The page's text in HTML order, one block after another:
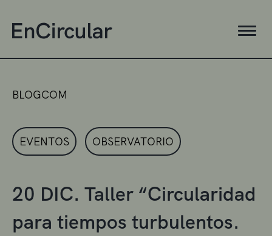
BLOGCOM
EVENTOS OBSERVATORIO
20 DIC. Taller “Circularidad
para tiempos turbulentos.